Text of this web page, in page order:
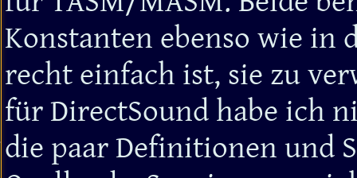
Konstanten ebenso wie in
recht einfach ist, sie zu
für DirectSound habe ich
die paar Definitionen und